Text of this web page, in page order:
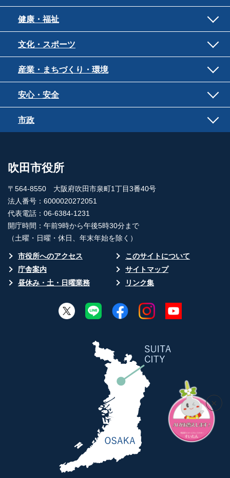
×
健康・福祉
文化・スポーツ
産業・まちづくり・環境
安心・安全
市政
吹田市役所
〒564-8550 大阪府吹田市泉町1丁目3番40号
法人番号：6000020272051
代表電話：06-6384-1231
開庁時間：午前9時から午後5時30分まで
（土曜・日曜・休日、年末年始を除く）
市役所へのアクセス
このサイトについて
庁舎案内
サイトマップ
昼休み・土・日曜業務
リンク集